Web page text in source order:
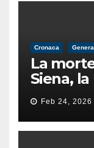
Cronaca
La
Siena,
di
male
Feb 24, 2026